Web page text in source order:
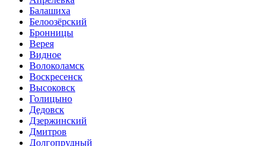
Балашиха
Белоозёрский
Бронницы
Верея
Видное
Волоколамск
Воскресенск
Высоковск
Голицыно
Дедовск
Дзержинский
Дмитров
Долгопрудный